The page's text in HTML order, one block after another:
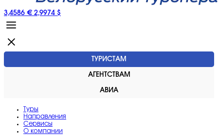
3,4586 € 2,9974 $
ТУРИСТАМ
АГЕНТСТВАМ
АВИА
Туры
Направления
Сервисы
O компании